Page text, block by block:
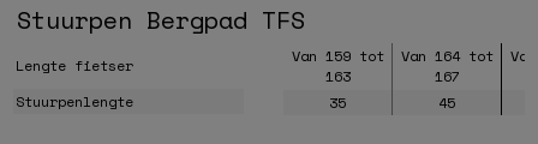
Stuurpen Bergpad TFS
Lengte fietser
Van 159 tot
163
Van 164 tot
167
Stuurpenlengte 35 45